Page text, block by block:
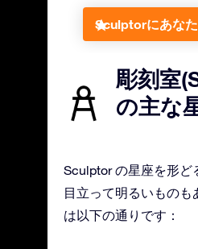
Sculptorにあな
彫刻室
の主な
Sculptor の星座を形ど
目立って明るいものも
は以下の通りです：